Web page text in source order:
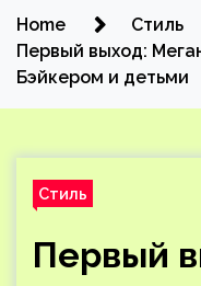
Home
Стиль
Первый выход:
Бэйкером и детьми
Стиль
Первый